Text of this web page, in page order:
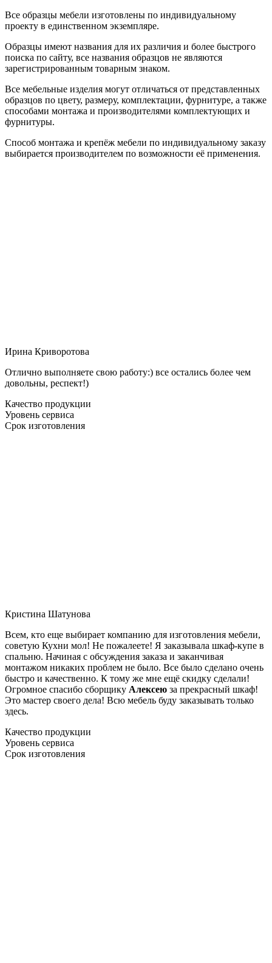
Все образцы мебели изготовлены по индивидуальному
проекту в единственном экземпляре.
Образцы имеют названия для их различия и более быстрого
поиска по сайту, все названия образцов не являются
зарегистрированным товарным знаком.
Все мебельные изделия могут отличаться от представленных
образцов по цвету, размеру, комплектации, фурнитуре, а также
способами монтажа и производителями комплектующих и
фурнитуры.
Способ монтажа и крепёж мебели по индивидуальному заказу
выбирается производителем по возможности её применения.
Ирина Криворотова
Отлично выполняете свою работу:) все остались более чем
довольны, респект!)
Качество продукции
Уровень сервиса
Срок изготовления
Кристина Шатунова
Всем, кто еще выбирает компанию для изготовления мебели,
советую Кухни мол! Не пожалеете! Я заказывала шкаф-купе в
спальню. Начиная с обсуждения заказа и заканчивая
монтажом никаких проблем не было. Все было сделано очень
быстро и качественно. К тому же мне ещё скидку сделали!
Огромное спасибо сборщику Алексею за прекрасный шкаф!
Это мастер своего дела! Всю мебель буду заказывать только
здесь.
Качество продукции
Уровень сервиса
Срок изготовления